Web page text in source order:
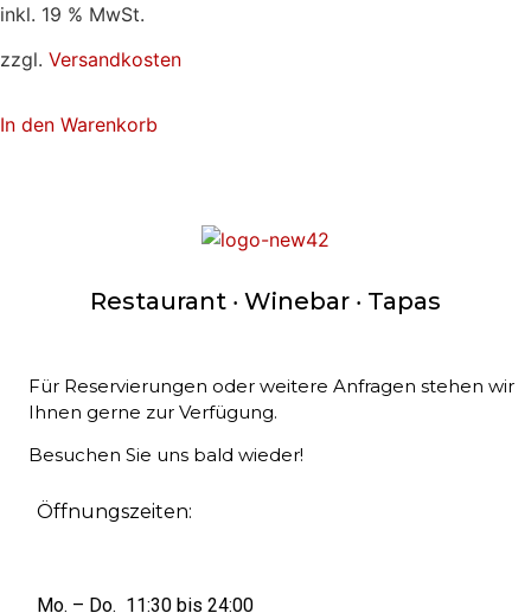
inkl. 19 % MwSt.
zzgl. Versandkosten
In den Warenkorb
Restaurant ‧ Winebar ‧ Tapas
Für Reservierungen oder weitere Anfragen stehen wir
Ihnen gerne zur Verfügung.
Besuchen Sie uns bald wieder!
Öffnungszeiten:
Mo. – Do. 11:30 bis 24:00